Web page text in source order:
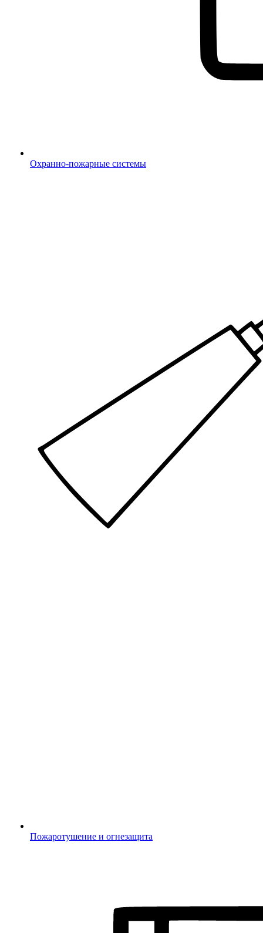
Охранно-пожарные системы
Пожаротушение и огнезащита